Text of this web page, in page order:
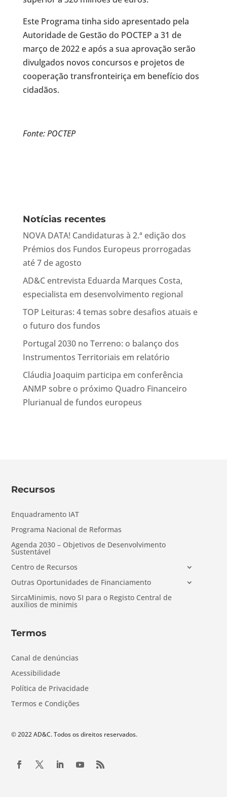
Este Programa tinha sido apresentado pela
Autoridade de Gestão do POCTEP a 31 de
março de 2022 e após a sua aprovação serão
divulgados novos concursos e projetos de
cooperação transfronteiriça em benefício dos
cidadãos.
Fonte: POCTEP
Notícias recentes
NOVA DATA! Candidaturas à 2.ª edição dos
Prémios dos Fundos Europeus prorrogadas
até 7 de agosto
AD&C entrevista Eduarda Marques Costa,
especialista em desenvolvimento regional
TOP Leituras: 4 temas sobre desafios atuais e
o futuro dos fundos
Portugal 2030 no Terreno: o balanço dos
Instrumentos Territoriais em relatório
Cláudia Joaquim participa em conferência
ANMP sobre o próximo Quadro Financeiro
Plurianual de fundos europeus
Recursos
Enquadramento IAT
Programa Nacional de Reformas
Agenda 2030 – Objetivos de Desenvolvimento
Sustentável
Centro de Recursos
Outras Oportunidades de Financiamento
SircaMinimis, novo SI para o Registo Central de
auxílios de minimis
Termos
Canal de denúncias
Acessibilidade
Política de Privacidade
Termos e Condições
© 2022 AD&C. Todos os direitos reservados.